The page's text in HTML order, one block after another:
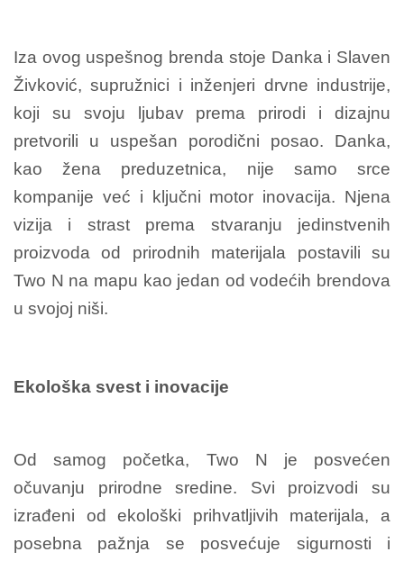
Iza ovog uspešnog brenda stoje Danka i Slaven
Živković, supružnici i inženjeri drvne industrije,
koji su svoju ljubav prema prirodi i dizajnu
pretvorili u uspešan porodični posao. Danka,
kao žena preduzetnica, nije samo srce
kompanije već i ključni motor inovacija. Njena
vizija i strast prema stvaranju jedinstvenih
proizvoda od prirodnih materijala postavili su
Two N na mapu kao jedan od vodećih brendova
u svojoj niši.
Ekološka svest i inovacije
Od samog početka, Two N je posvećen
očuvanju prirodne sredine. Svi proizvodi su
izrađeni od ekološki prihvatljivih materijala, a
posebna pažnja se posvećuje sigurnosti i